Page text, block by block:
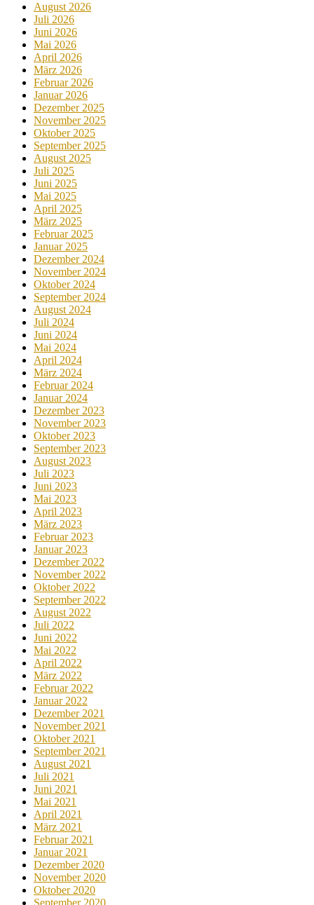
August 2026
Juli 2026
Juni 2026
Mai 2026
April 2026
März 2026
Februar 2026
Januar 2026
Dezember 2025
November 2025
Oktober 2025
September 2025
August 2025
Juli 2025
Juni 2025
Mai 2025
April 2025
März 2025
Februar 2025
Januar 2025
Dezember 2024
November 2024
Oktober 2024
September 2024
August 2024
Juli 2024
Juni 2024
Mai 2024
April 2024
März 2024
Februar 2024
Januar 2024
Dezember 2023
November 2023
Oktober 2023
September 2023
August 2023
Juli 2023
Juni 2023
Mai 2023
April 2023
März 2023
Februar 2023
Januar 2023
Dezember 2022
November 2022
Oktober 2022
September 2022
August 2022
Juli 2022
Juni 2022
Mai 2022
April 2022
März 2022
Februar 2022
Januar 2022
Dezember 2021
November 2021
Oktober 2021
September 2021
August 2021
Juli 2021
Juni 2021
Mai 2021
April 2021
März 2021
Februar 2021
Januar 2021
Dezember 2020
November 2020
Oktober 2020